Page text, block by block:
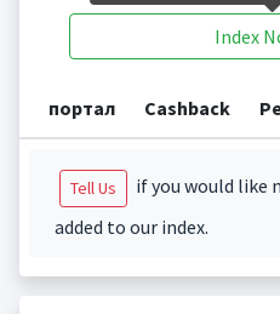
Index
портал Cashback
Tell Us
if you would like
added to our index.